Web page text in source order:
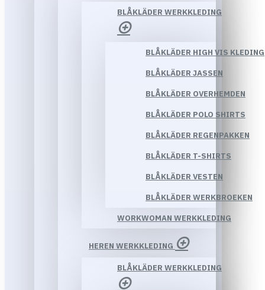
BLÅKLÄDER WERKKLEDING
BLÅKLÄDER HIGH VIS KLEDING
BLÅKLÄDER JASSEN
BLÅKLÄDER OVERHEMDEN
BLÅKLÄDER POLO SHIRTS
BLÅKLÄDER REGENPAKKEN
BLÅKLÄDER T-SHIRTS
BLÅKLÄDER VESTEN
BLÅKLÄDER WERKBROEKEN
WORKWOMAN WERKKLEDING
HEREN WERKKLEDING
BLÅKLÄDER WERKKLEDING